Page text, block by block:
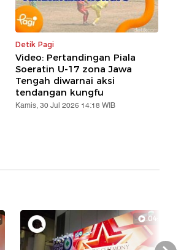
Detik Pagi
Video: Pertandingan Piala
Soeratin U-17 zona Jawa
Tengah diwarnai aksi
tendangan kungfu
Kamis, 30 Jul 2026 14:18 WIB
04:39